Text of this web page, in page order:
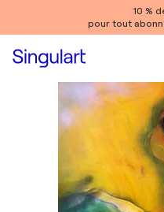
10 %
pour tout